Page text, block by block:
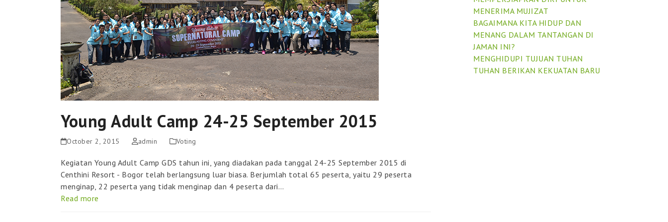
Young Adult Camp 24-25 September 2015
October 2, 2015 admin Voting
Kegiatan Young Adult Camp GDS tahun ini, yang diadakan pada tanggal 24-25 September 2015 di
Centhini Resort - Bogor telah berlangsung luar biasa. Berjumlah total 65 peserta, yaitu 29 peserta
menginap, 22 peserta yang tidak menginap dan 4 peserta dari…
Read more
MENERIMA MUJIZAT
BAGAIMANA KITA HIDUP DAN
MENANG DALAM TANTANGAN DI
JAMAN INI?
MENGHIDUPI TUJUAN TUHAN
TUHAN BERIKAN KEKUATAN BARU